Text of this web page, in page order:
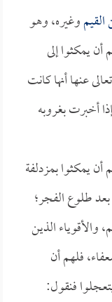
القيموغيره، وهو
يمكثوا إلى
عنها أنها كانت
أخبرت بغروبه
أن يمكثوا بمزدلفة
طلوع الفجر؛
الذين
فلهم أن
فنقول: